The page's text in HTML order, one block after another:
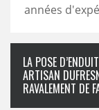
années
LA POSE
ARTISAN
RAVALEMENT DE